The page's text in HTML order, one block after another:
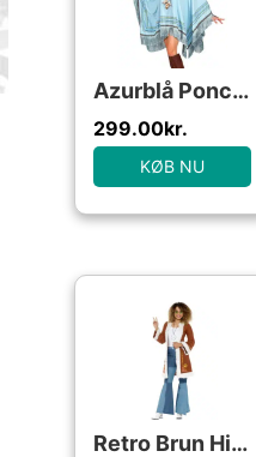
Azurblå Poncho Kostume
299.00kr.
KØB NU
Retro Brun Hippie Jakke